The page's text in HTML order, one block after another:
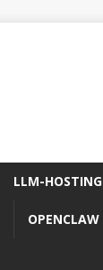
LLM-HOSTING
OPENCLAW